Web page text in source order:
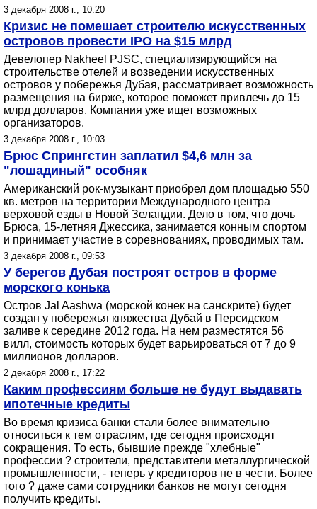
3 декабря 2008 г., 10:20
Кризис не помешает строителю искусственных
островов провести IPO на $15 млрд
Девелопер Nakheel PJSC, специализирующийся на
строительстве отелей и возведении искусственных
островов у побережья Дубая, рассматривает возможность
размещения на бирже, которое поможет привлечь до 15
млрд долларов. Компания уже ищет возможных
организаторов.
3 декабря 2008 г., 10:03
Брюс Спрингстин заплатил $4,6 млн за
"лошадиный" особняк
Американский рок-музыкант приобрел дом площадью 550
кв. метров на территории Международного центра
верховой езды в Новой Зеландии. Дело в том, что дочь
Брюса, 15-летняя Джессика, занимается конным спортом
и принимает участие в соревнованиях, проводимых там.
3 декабря 2008 г., 09:53
У берегов Дубая построят остров в форме
морского конька
Остров Jal Aashwa (морской конек на санскрите) будет
создан у побережья княжества Дубай в Персидском
заливе к середине 2012 года. На нем разместятся 56
вилл, стоимость которых будет варьироваться от 7 до 9
миллионов долларов.
2 декабря 2008 г., 17:22
Каким профессиям больше не будут выдавать
ипотечные кредиты
Во время кризиса банки стали более внимательно
относиться к тем отраслям, где сегодня происходят
сокращения. То есть, бывшие прежде "хлебные"
профессии ? строители, представители металлургической
промышленности, - теперь у кредиторов не в чести. Более
того ? даже сами сотрудники банков не могут сегодня
получить кредиты.